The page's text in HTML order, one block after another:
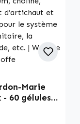
Marie
- 60 gélules -